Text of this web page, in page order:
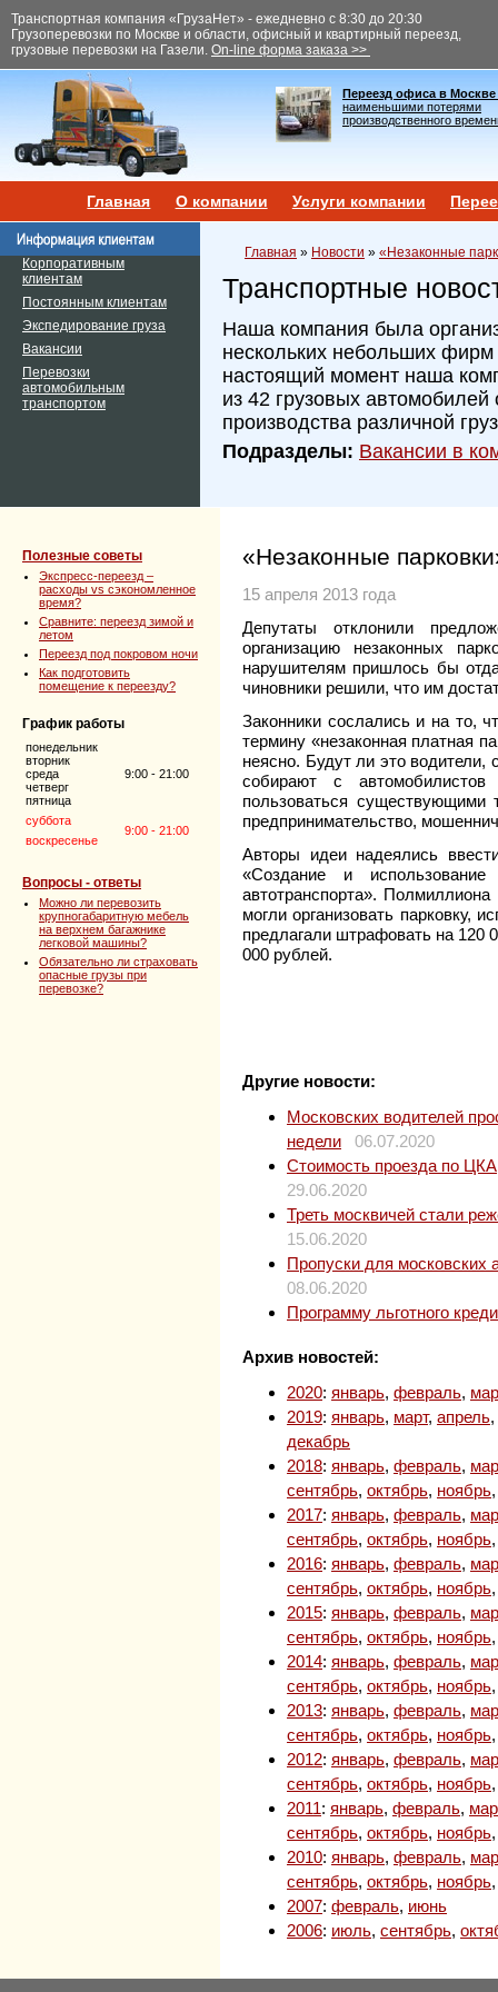
Транспортная компания «ГрузаНет» - ежедневно с 8:30 до 20:30
Грузоперевозки по Москве и области, офисный и квартирный переезд,
грузовые перевозки на Газели. On-line форма заказа >>
Переезд офиса в Москве
наименьшими потерями
производственного
Главная О компании Услуги компании
Корпоративным
клиентам
Постоянным клиентам
Экспедирование груза
Вакансии
Перевозки
автомобильным
транспортом
Главная » Новости » «Незаконные
Транспортные
Наша компания была
нескольких небольших фирм
настоящий момент наша
из 42 грузовых автомобилей
производства различной
Подразделы: Вакансии в
Полезные советы
Экспресс-переезд –
расходы vs сэкономленное
время?
Сравните: переезд зимой и
летом
Переезд под покровом ночи
Как подготовить
помещение к переезду?
График работы
понедельник
вторник
среда
четверг
пятница
9:00 - 21:00
суббота
9:00 - 21:00
воскресенье
Вопросы - ответы
Можно ли перевозить
крупногабаритную мебель
на верхнем багажнике
легковой машины?
Обязательно ли страховать
опасные грузы при
перевозке?
«Незаконные
15 апреля 2013 года
Депутаты отклонили
организацию незаконных
нарушителям пришлось бы
чиновники решили, что им
Законники сослались и на то,
термину «незаконная платная
неясно. Будут ли это водители,
собирают с
пользоваться существующими
предпринимательство,
Авторы идеи надеялись
«Создание и
автотранспорта».
могли организовать парковку,
предлагали штрафовать на 120
000 рублей.
Другие новости:
Московских водителей
недели
06.07.2020
Стоимость проезда по
29.06.2020
Треть москвичей стали
15.06.2020
Пропуски для московских
08.06.2020
Программу льготного
Архив новостей:
2020: январь, февраль,
2019: январь, март, апрель,
декабрь
2018: январь, февраль,
сентябрь, октябрь, ноябрь
2017: январь, февраль,
сентябрь, октябрь, ноябрь
2016: январь, февраль,
сентябрь, октябрь, ноябрь
2015: январь, февраль,
сентябрь, октябрь, ноябрь
2014: январь, февраль,
сентябрь, октябрь, ноябрь
2013: январь, февраль,
сентябрь, октябрь, ноябрь
2012: январь, февраль,
сентябрь, октябрь, ноябрь
2011: январь, февраль,
сентябрь, октябрь, ноябрь
2010: январь, февраль,
сентябрь, октябрь, ноябрь
2007: февраль, июнь
2006: июль, сентябрь,